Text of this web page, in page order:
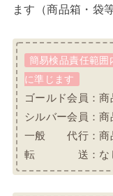
ます（商品箱・袋
簡易検品責任範囲
に準じます
ゴールド会員：
シルバー会員：
一般 代行：商
転 送：な